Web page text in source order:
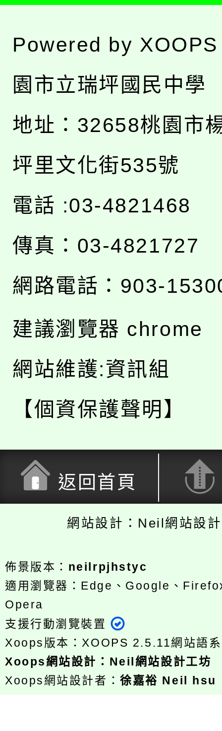
Powered by XOOPS
園市立瑞坪國民中學
地址： 32658桃園市
坪里文化街535號
電話 :03-4821468
傳真：03-4821727
網路電話：903-
建議瀏覽器 chrome
網站維護:資訊組
【個資保護聲明】
返回首頁
網站設計：Neil網站設
佈景版本： neilrpjhstyc
適用瀏覽器：Edge、Google、
Opera
支援行動瀏覽裝置
Xoops版本： XOOPS 2.5.11網站語
Xoops網站設計 ： Neil網站設計工坊
Xoops網站設計者：徐嘉裕 Neil hsu